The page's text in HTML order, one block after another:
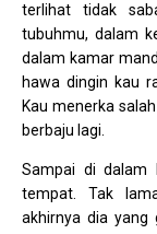
terlihat tidak
tubuhmu, dalam
dalam kamar
hawa dingin kau
Kau menerka
berbaju lagi.
Sampai di dalam
tempat. Tak
akhirnya dia yang